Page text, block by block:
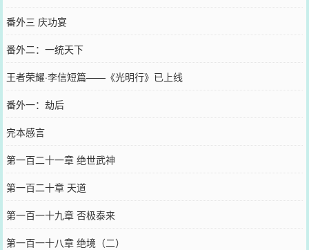
番外三 庆功宴
番外二：一统天下
王者荣耀·李信短篇——《光明行》已上线
番外一：劫后
完本感言
第一百二十一章 绝世武神
第一百二十章 天道
第一百一十九章 否极泰来
第一百一十八章 绝境（二）